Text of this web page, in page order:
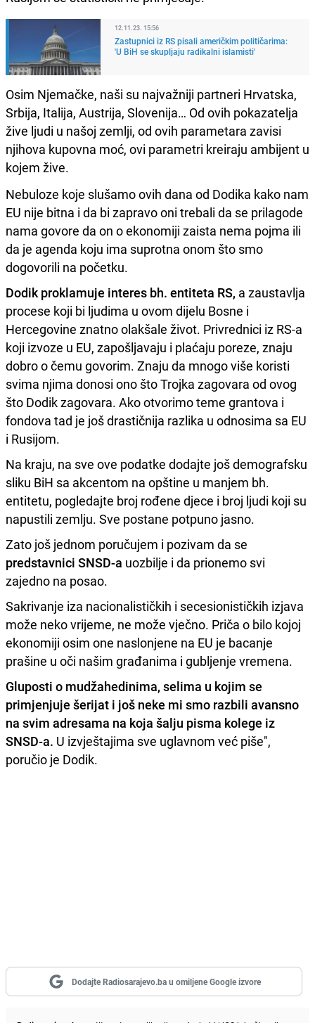
12.11.23. 15:56
Zastupnici iz RS pisali američkim političarima:
'U BiH se skupljaju radikalni islamisti'
Osim Njemačke, naši su najvažniji partneri Hrvatska,
Srbija, Italija, Austrija, Slovenija… Od ovih pokazatelja
žive ljudi u našoj zemlji, od ovih parametara zavisi
njihova kupovna moć, ovi parametri kreiraju ambijent u
kojem žive.
Nebuloze koje slušamo ovih dana od Dodika kako nam
EU nije bitna i da bi zapravo oni trebali da se prilagode
nama govore da on o ekonomiji zaista nema pojma ili
da je agenda koju ima suprotna onom što smo
dogovorili na početku.
Dodik proklamuje interes bh. entiteta RS, a zaustavlja
procese koji bi ljudima u ovom dijelu Bosne i
Hercegovine znatno olakšale život. Privrednici iz RS-a
koji izvoze u EU, zapošljavaju i plaćaju poreze, znaju
dobro o čemu govorim. Znaju da mnogo više koristi
svima njima donosi ono što Trojka zagovara od ovog
što Dodik zagovara. Ako otvorimo teme grantova i
fondova tad je još drastičnija razlika u odnosima sa EU
i Rusijom.
Na kraju, na sve ove podatke dodajte još demografsku
sliku BiH sa akcentom na opštine u manjem bh.
entitetu, pogledajte broj rođene djece i broj ljudi koji su
napustili zemlju. Sve postane potpuno jasno.
Zato još jednom poručujem i pozivam da se
predstavnici SNSD-a uozbilje i da prionemo svi
zajedno na posao.
Sakrivanje iza nacionalističkih i secesionističkih izjava
može neko vrijeme, ne može vječno. Priča o bilo kojoj
ekonomiji osim one naslonjene na EU je bacanje
prašine u oči našim građanima i gubljenje vremena.
Gluposti o mudžahedinima, selima u kojim se
primjenjuje šerijat i još neke mi smo razbili avansno
na svim adresama na koja šalju pisma kolege iz
SNSD-a. U izvještajima sve uglavnom već piše",
poručio je Dodik.
Dodajte Radiosarajevo.ba u omiljene Google izvore